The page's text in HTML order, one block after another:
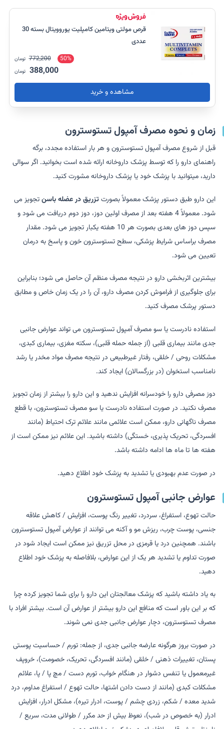
قرص مولتی ویتامین کامپلیت یوروویتال بسته 30
عددی
50%
772,200 تومان
388,000 تومان
مشاهده و خرید
زمان و نحوه مصرف آمپول تستوسترون
قبل از شروع مصرف آمپول تستوسترون و هر بار استفاده مجدد، برگه
راهنمای دارو را که توسط پزشک داروخانه ارائه شده است بخوانید. اگر سوالی
دارید، می­توانید با پزشک خود یا پزشک داروخانه مشورت کنید.
این دارو طبق دستور پزشک معمولاً بصورتتزریق در عضله باسنتجویز می
شود. معمولاً 4 هفته بعد از مصرف اولین دوز، دوز دوم دریافت می شود و
سپس دوز های بعدی بصورت هر 10 هفته یکبار تجویز می شود. مقدار
مصرف براساس شرایط پزشکی، سطح تستوسترون خون و پاسخ به درمان
تعیین می شود.
بیشترین اثربخشی دارو در نتیجه مصرف منظم آن حاصل می شود؛ بنابراین
برای جلوگیری از فراموش کردن مصرف دارو، آن را در یک زمان خاص و مطابق
دستور پرشک مصرف کنید.
استفاده نادرست یا سو مصرف آمپول تستوسترون می تواند عوارض جانبی
جدی مانند بیماری قلبی (از جمله حمله قلبی)، سکته مغزی، بیماری کبدی،
مشکلات روحی / خلقی، رفتار غیرطبیعی در نتیجه مصرف مواد مخدر یا رشد
نامناسب استخوان (در بزرگسالان) ایجاد کند.
دوز مصرفی دارو را خودسرانه افزایش ندهید و این دارو را بیشتر از زمان تجویز
مصرف نکنید. در صورت استفاده نادرست یا سو مصرف تستوسترون، با قطع
مصرف ناگهانی دارو، ممکن است علائمی مانند علائم ترک احتیاط (مانند
افسردگی، تحریک پذیری، خستگی) داشته باشید. این علائم نیز ممکن است از
هفته ها تا ماه ها ادامه داشته باشد.
در صورت عدم بهبودی یا تشدید به پزشک خود اطلاع دهید.
عوارض جانبی آمپول تستوسترون
حالت تهوع، استفراغ، سردرد، تغییر رنگ پوست، افزایش / کاهش علاقه
جنسی، پوست چرب، ریزش مو و آکنه می توانند از عوارض آمپول تستوسترون
باشند. همچنین درد یا قرمزی در محل تزریق نیز ممکن است ایجاد شود در
صورت تداوم یا تشدید هر یک از این عوارض، بلافاصله به پزشک خود اطلاع
دهید.
به یاد داشته باشید که پزشک معالجتان این دارو را برای شما تجویز کرده چرا
که بر این باور است که منافع این دارو بیشتر از عوارض آن است. بیشتر افراد با
مصرف تستوسترون، دچار عوارض جانبی جدی نمی شوند.
در صورت بروز هرگونه عارضه جانبی جدی، از جمله: تورم / حساسیت پوستی
پستان، تغییرات ذهنی / خلقی (مانند افسردگی، تحریک، خصومت)، خروپف
غیرمعمول یا تنفس دشوار در هنگام خواب، تورم دست / مچ پا / پا، علائم
مشکلات کبدی (مانند از دست دادن اشتها، حالت تهوع / استفراغ مداوم، درد
شدید معده / شکم، زردی چشم / پوست، ادرار تیره)، مشکل ادرار، افزایش
ادرار (به خصوص در شب)، نعوظ بیش از حد مکرر / طولانی مدت، سریع /